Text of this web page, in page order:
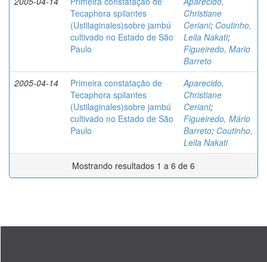
Tecaphora spilantes
(Ustilaginales)sobre jambú
cultivado no Estado de São
Paulo
Christiane
Ceriani; Coutinho,
Leila Nakati;
Figueiredo, Mario
Barreto
2005-04-14
Primeira constatação de
Tecaphora spilantes
(Ustilaginales)sobre jambú
cultivado no Estado de São
Paulo
Aparecido,
Christiane
Ceriani;
Figueiredo, Mário
Barreto; Coutinho,
Leila Nakati
Mostrando resultados 1 a 6 de 6